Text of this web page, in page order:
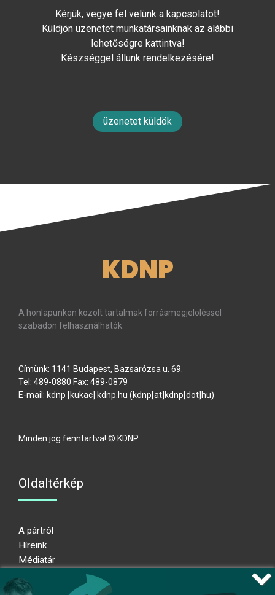
Kérjük, vegye fel velünk a kapcsolatot!
Küldjön üzenetet munkatársainknak az alábbi
lehetőségre kattintva!
Készséggel állunk rendelkezésére!
üzenetet küldök
KDNP
A honlapunkon közölt tartalmak forrásmegjelöléssel
szabadon felhasználhatók.
Címünk: 1141 Budapest, Bazsarózsa u. 69.
Tel: 489-0880 Fax: 489-0879
E-mail: kdnp [kukac] kdnp hu (kdnp[at]kdnp[dot]hu)
Minden jog fenntartva! © KDNP
Oldaltérkép
A pártról
Híreink
Médiatár
Adatkezelési nyilatkozat